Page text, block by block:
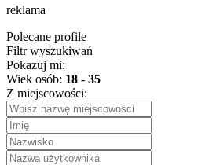
reklama
Polecane profile
Filtr wyszukiwań
Pokazuj mi:
Wiek osób: 18 - 35
Z miejscowości: